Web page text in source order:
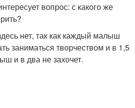
вопрос: с какого же
нет, так как каждый малыш
заниматься творчеством и в 1,5
и в два не захочет.